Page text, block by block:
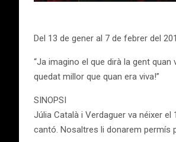
Del 13 de gener al 7 de febrer del
“Ja imagino el que dirà la gent quan
quedat millor que quan era viva!”
SINOPSI
Júlia Català i Verdaguer va néixer el
cantó. Nosaltres li donarem permís